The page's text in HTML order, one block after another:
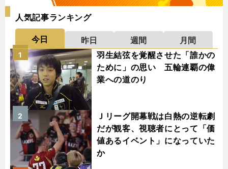
人気記事ランキング
今日 昨日 週間
月間
羽生結弦を覚醒させた「誰かの
ために」の思い 五輪連覇の偉
業への道のり
1
Ｊリーグ開幕戦は白熱の逆転劇
だが観客、視聴者にとって「価
値あるイベント」になっていた
か
2